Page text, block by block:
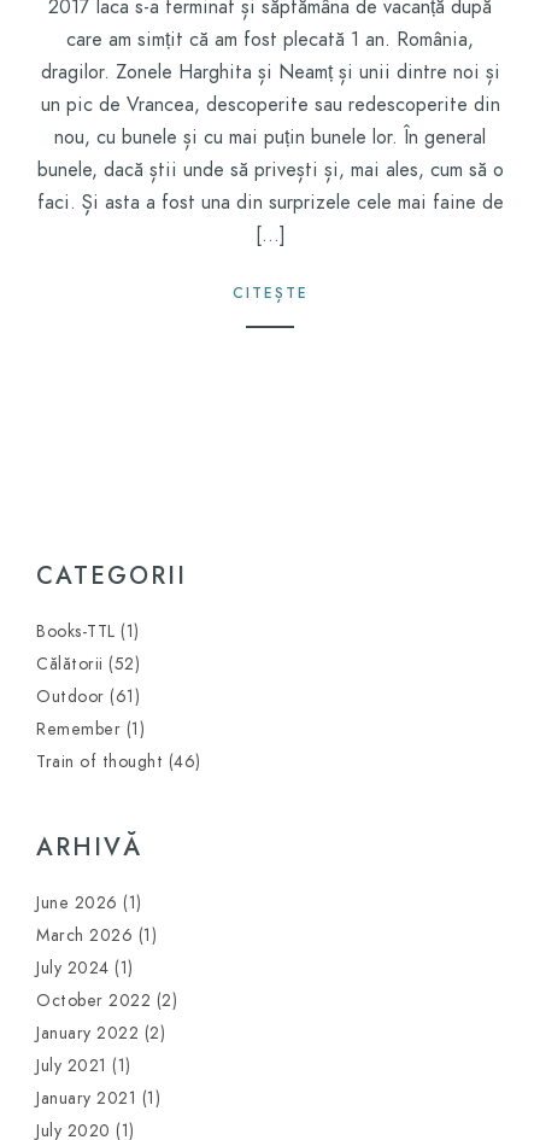
2017 Iaca s-a terminat și săptămâna de vacanță după
care am simțit că am fost plecată 1 an. România,
dragilor. Zonele Harghita și Neamț și unii dintre noi și
un pic de Vrancea, descoperite sau redescoperite din
nou, cu bunele și cu mai puțin bunele lor. În general
bunele, dacă știi unde să privești și, mai ales, cum să o
faci. Și asta a fost una din surprizele cele mai faine de
[…]
CITEȘTE
CATEGORII
Books-TTL (1)
Călătorii (52)
Outdoor (61)
Remember (1)
Train of thought (46)
ARHIVĂ
June 2026 (1)
March 2026 (1)
July 2024 (1)
October 2022 (2)
January 2022 (2)
July 2021 (1)
January 2021 (1)
July 2020 (1)